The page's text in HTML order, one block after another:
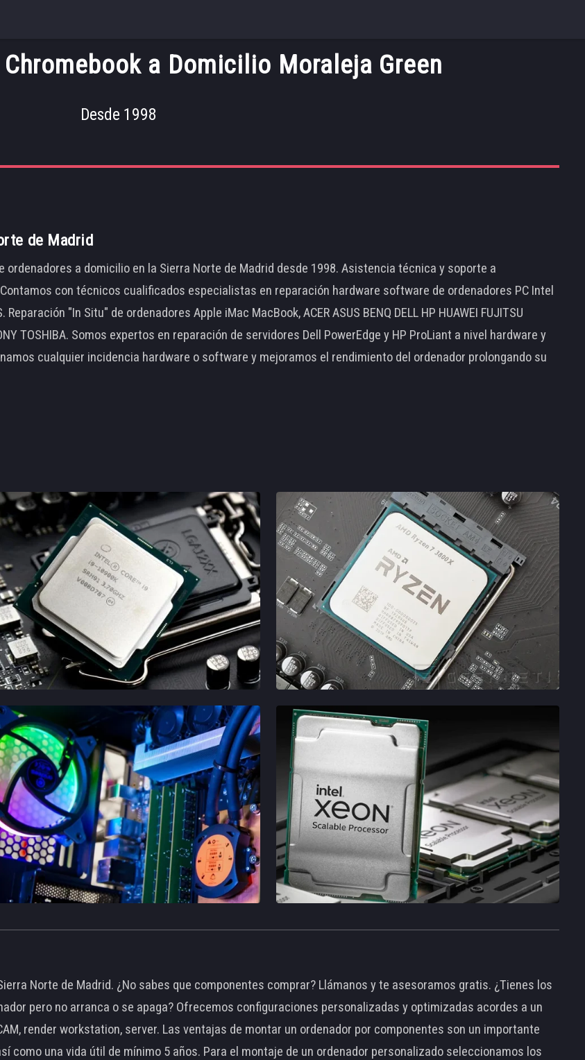
a Domicilio Moraleja Green
Desde 1998
de Madrid
a domicilio en la Sierra Norte de Madrid desde 1998. Asistencia técnica y soporte a
con técnicos cualificados especialistas en reparación hardware software de ordenadores PC Intel
"In Situ" de ordenadores Apple iMac MacBook, ACER ASUS BENQ DELL HP HUAWEI FUJITSU
TOSHIBA. Somos expertos en reparación de servidores Dell PowerEdge y HP ProLiant a nivel hardware y
cualquier incidencia hardware o software y mejoramos el rendimiento del ordenador prolongando su
Norte de Madrid. ¿No sabes que componentes comprar? Llámanos y te asesoramos gratis. ¿Tienes los
pero no arranca o se apaga? Ofrecemos configuraciones personalizadas y optimizadas acordes a un
render workstation, server. Las ventajas de montar un ordenador por componentes son un importante
como una vida útil de mínimo 5 años. Para el montaje de un ordenador personalizado seleccionamos los